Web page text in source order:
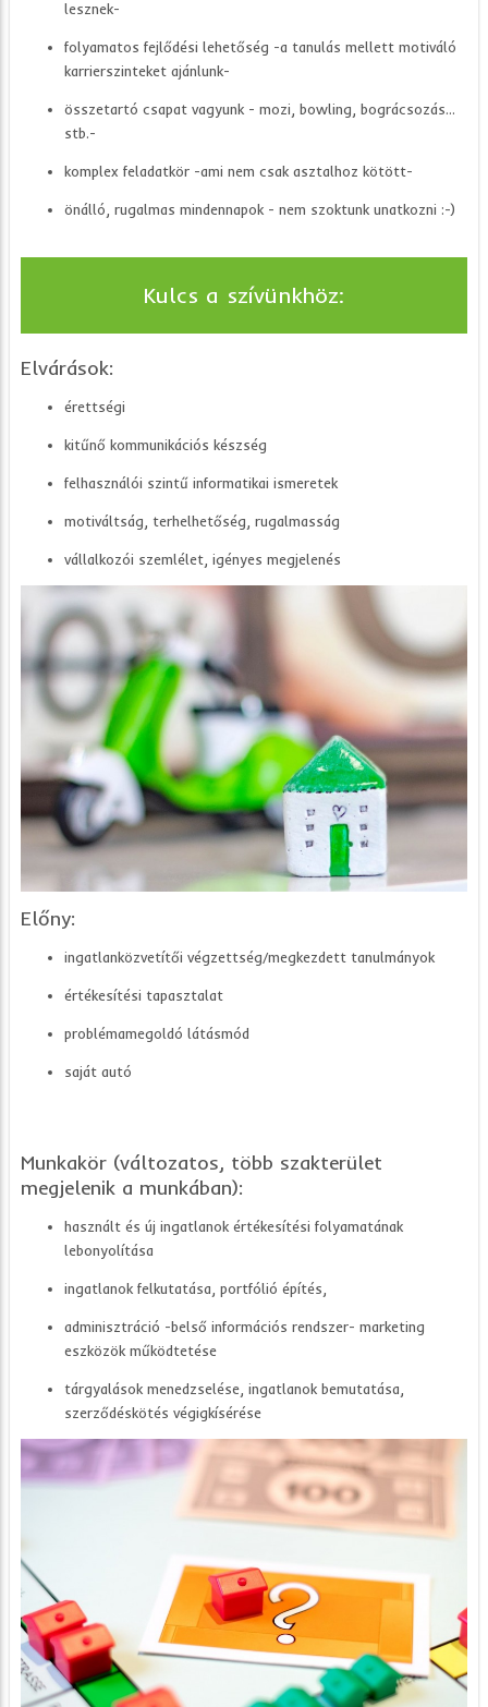
lesznek-
folyamatos fejlődési lehetőség -a tanulás mellett motiváló
karrierszinteket ajánlunk-
összetartó csapat vagyunk - mozi, bowling, bográcsozás...
stb.-
komplex feladatkör -ami nem csak asztalhoz kötött-
önálló, rugalmas mindennapok - nem szoktunk unatkozni :-)
Kulcs a szívünkhöz:
Elvárások:
érettségi
kitűnő kommunikációs készség
felhasználói szintű informatikai ismeretek
motiváltság, terhelhetőség, rugalmasság
vállalkozói szemlélet, igényes megjelenés
Előny:
ingatlanközvetítői végzettség/megkezdett tanulmányok
értékesítési tapasztalat
problémamegoldó látásmód
saját autó
Munkakör (változatos, több szakterület
megjelenik a munkában):
használt és új ingatlanok értékesítési folyamatának
lebonyolítása
ingatlanok felkutatása, portfólió építés,
adminisztráció -belső információs rendszer- marketing
eszközök működtetése
tárgyalások menedzselése, ingatlanok bemutatása,
szerződéskötés végigkísérése